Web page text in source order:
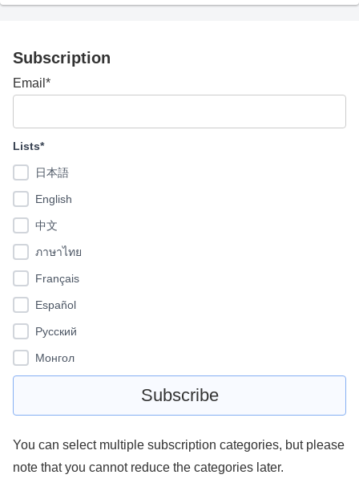
Subscription
Email*
Lists*
日本語
English
中文
ภาษาไทย
Français
Español
Pусский
Монгол
You can select multiple subscription categories, but please
note that you cannot reduce the categories later.